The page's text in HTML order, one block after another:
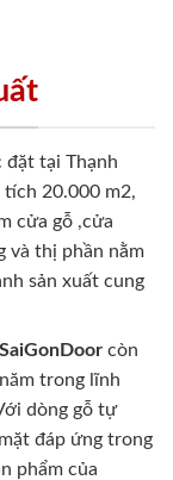
đặt tại Thạnh
tích 20.000 m2,
cửa gỗ ,cửa
và thị phần nằm
sản xuất cung
SaiGonDoor còn
trong lĩnh
dòng gỗ tự
đáp ứng trong
phẩm của